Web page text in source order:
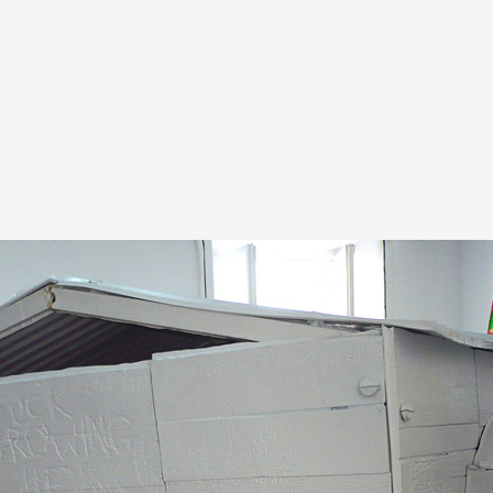
Année par
Collection
Candidater
Contact